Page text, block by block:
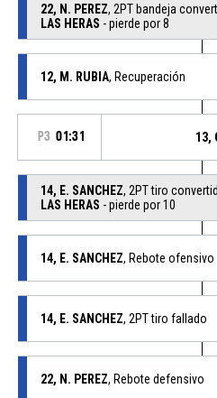
22, N. PEREZ, 2PT bandeja
LAS HERAS - pierde por 8
12, M. RUBIA, Recuperación
P3 01:31 13,
14, E. SANCHEZ, 2PT tiro
LAS HERAS - pierde por 10
14, E. SANCHEZ, Rebote ofensivo
14, E. SANCHEZ, 2PT tiro fallado
22, N. PEREZ, Rebote defensivo